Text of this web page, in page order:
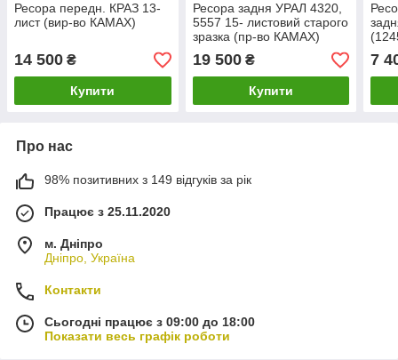
Ресора передн. КРАЗ 13-
лист (вир-во КАМАХ)
14 500 ₴
Купити
Ресора задня УРАЛ 4320,
5557 15- листовий старого
зразка (пр-во КАМАХ)
19 500₴
Купити
7
Про нас
98% позитивних з 149 відгуків за рік
Працює з 25.11.2020
м. Дніпро
Дніпро, Україна
Контакти
Сьогодні працює з 09:00 до 18:00
Показати весь графік роботи